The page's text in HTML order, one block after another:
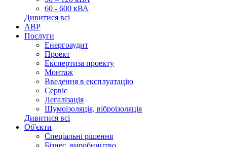
60 - 600 кВА
Дивитися всі
АВР
Послуги
Енергоаудит
Проект
Експертиза проекту
Монтаж
Введення в експлуатацію
Сервіс
Легалізація
Шумоізоляція, віброізоляція
Дивитися всі
Об'єкти
Спеціальні рішення
Бізнес, виробництво